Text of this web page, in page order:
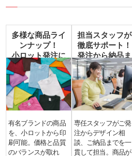
多様な商品ライ
ンナップ！
小ロット発注に
も対応
有名ブランドの商品
を、小ロットから印
刷可能。価格と品質
のバランスが取れ
担当スタッフが
徹底サポート！
発注から納品ま
で安心
専任スタッフがご発
注からデザイン相
談、ご納品までを一
貫して担当。商品が